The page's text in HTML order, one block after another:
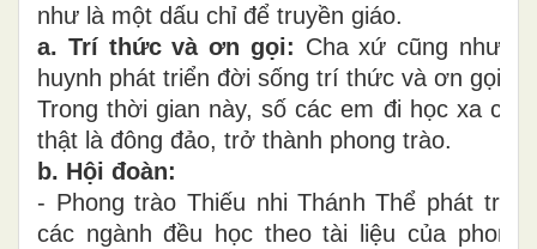
như là một dấu chỉ để truyền giáo.
a. Trí thức và ơn gọi: Cha xứ cũng như
huynh phát triển đời sống trí thức và ơn gọi.
Trong thời gian này, số các em đi học xa
thật là đông đảo, trở thành phong trào.
b. Hội đoàn:
- Phong trào Thiếu nhi Thánh Thể phát
các ngành đều học theo tài liệu của phong